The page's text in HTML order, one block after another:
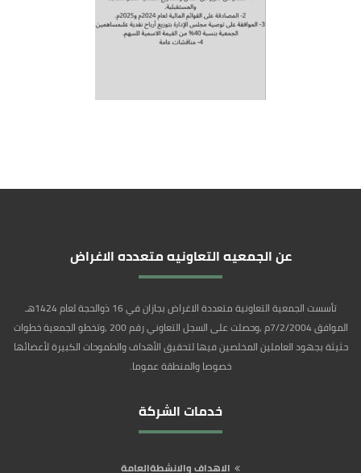
عن الجمعيه التعاونيه متعدده الاغراض
تأسست الجمعية التعاونية متعددة الاغراض بجازان في 16 ذوالحجة لعام 1424هـ
الموافق 7/2/2004م ,وحصلت على السجل التعاوني رقم 200 ,وتخطو الجمعية خطوات
حثيثة بجهود العاملين المخلصين فيها لتحقيق الأهداف والطموحات الكبيرة لأعضائها
خصوصا والمنطقة عموما.
خدمات الشركة
الاهداف والانشطةالعامة